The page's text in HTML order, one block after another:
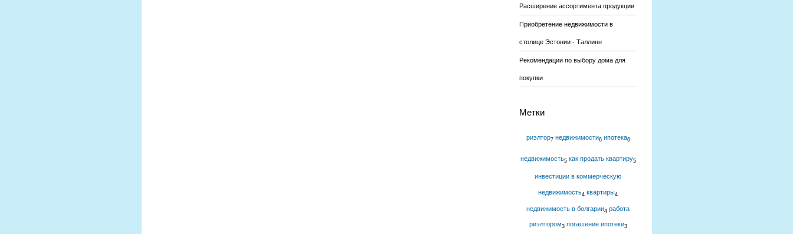
Расширение ассортимента продукции
Приобретение недвижимости в
столице Эстонии - Таллинн
Рекомендации по выбору дома для
покупки
Метки
риэлтор7 недвижимости6 ипотека6
недвижимость5 как продать квартиру5
инвестиции в коммерческую
недвижимость4 квартиры4
недвижимость в болгарии4 работа
риэлтором3 погашение ипотеки3